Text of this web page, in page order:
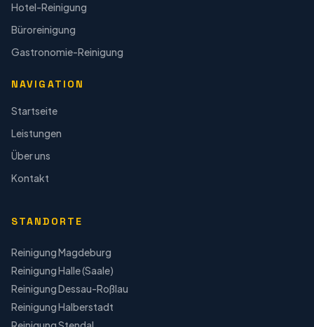
Hotel-Reinigung
Büroreinigung
Gastronomie-Reinigung
NAVIGATION
Startseite
Leistungen
Über uns
Kontakt
STANDORTE
ReinigungMagdeburg
ReinigungHalle (Saale)
ReinigungDessau-Roßlau
ReinigungHalberstadt